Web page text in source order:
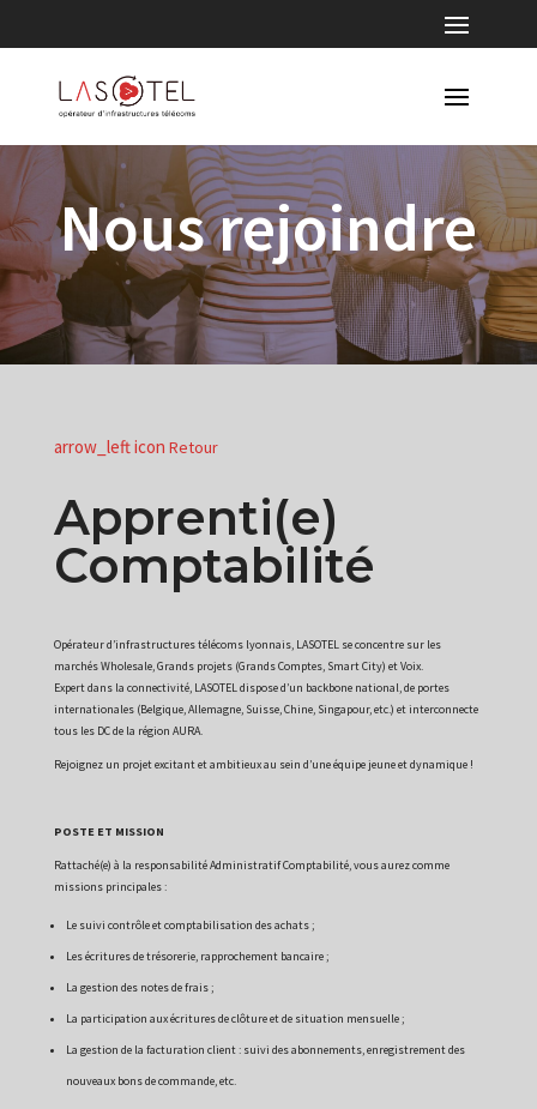
Nous rejoindre
arrow_left icon Retour
Apprenti(e)
Comptabilité
Opérateur d’infrastructures télécoms lyonnais, LASOTEL se concentre sur les
marchés Wholesale, Grands projets (Grands Comptes, Smart City) et Voix.
Expert dans la connectivité, LASOTEL dispose d’un backbone national, de portes
internationales (Belgique, Allemagne, Suisse, Chine, Singapour, etc.) et interconnecte
tous les DC de la région AURA.
Rejoignez un projet excitant et ambitieux au sein d’une équipe jeune et dynamique !
POSTE ET MISSION
Rattaché(e) à la responsabilité Administratif Comptabilité, vous aurez comme
missions principales :
Le suivi contrôle et comptabilisation des achats ;
Les écritures de trésorerie, rapprochement bancaire ;
La gestion des notes de frais ;
La participation aux écritures de clôture et de situation mensuelle ;
La gestion de la facturation client : suivi des abonnements, enregistrement des
nouveaux bons de commande, etc.